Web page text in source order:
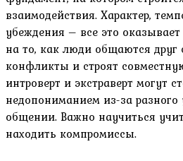
взаимодействия. Характер,
убеждения – все это
на то, как люди общаются друг
конфликты и строят
интроверт и экстраверт могут
недопониманием из-за разного
общении. Важно научиться
находить компромиссы.